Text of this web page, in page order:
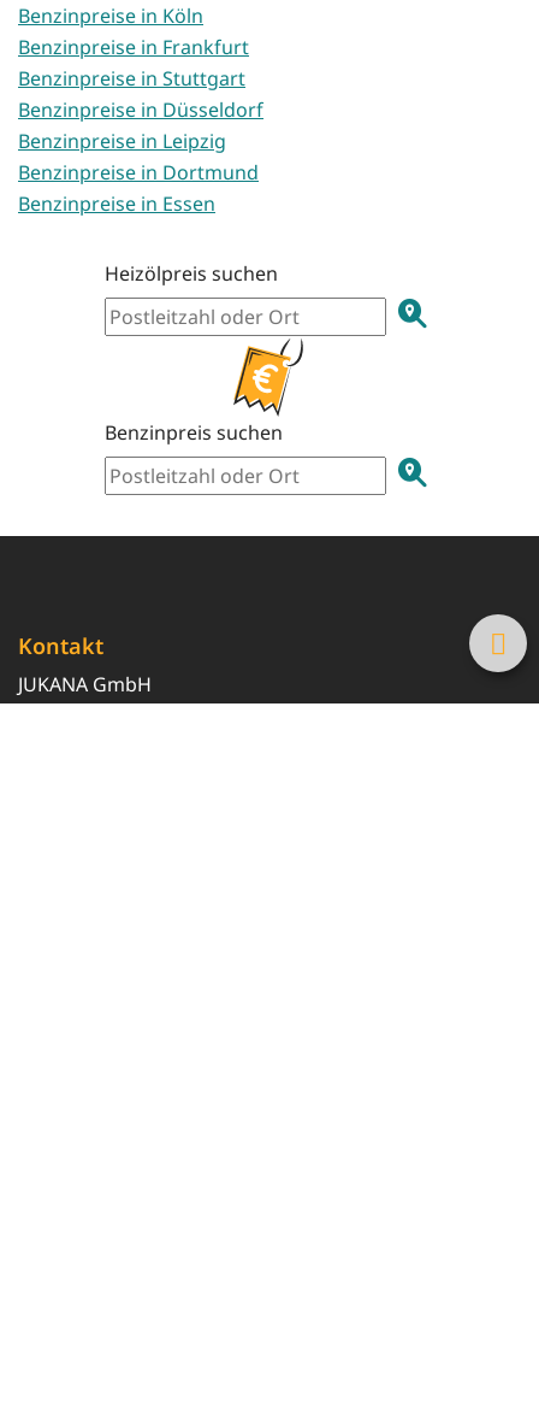
Benzinpreise in Köln
Benzinpreise in Frankfurt
Benzinpreise in Stuttgart
Benzinpreise in Düsseldorf
Benzinpreise in Leipzig
Benzinpreise in Dortmund
Benzinpreise in Essen
Heizölpreis suchen
Benzinpreis suchen
Kontakt
JUKANA GmbH